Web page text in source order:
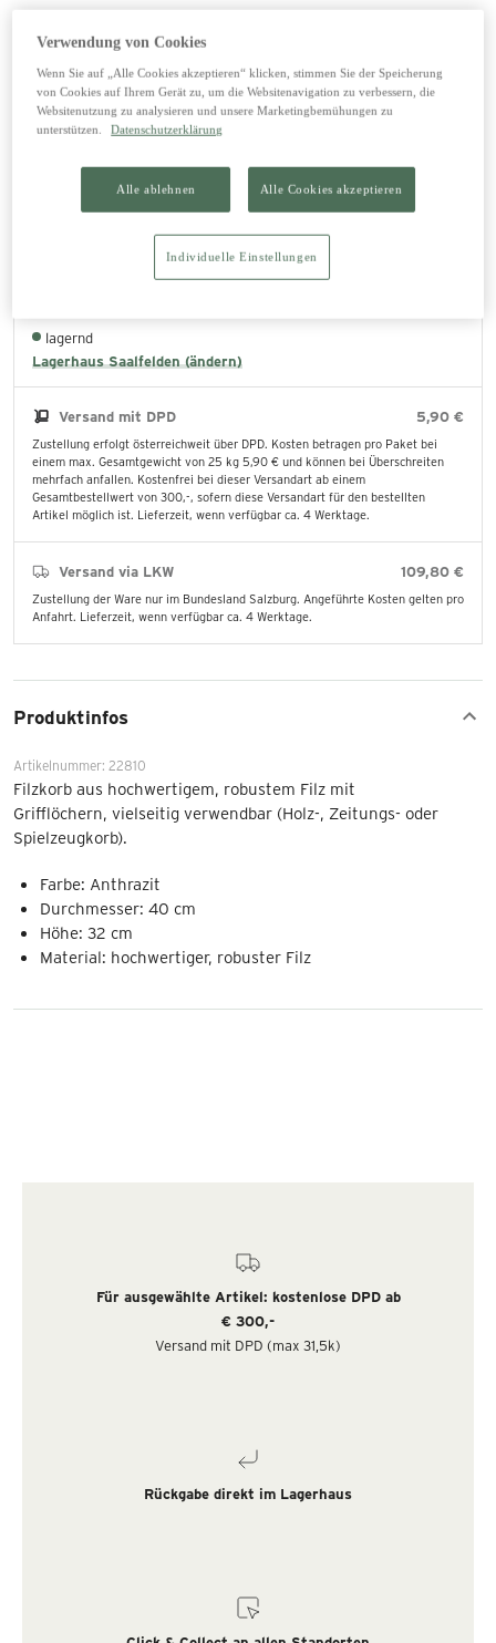
27,99 €
inkl. 20% MwSt zzgl. Versand
34,99 €
In den Warenkorb legen
Abholung im Lagerhaus
lagernd
Lagerhaus Saalfelden (ändern)
Versand mit DPD 5,90 €
Zustellung erfolgt österreichweit über DPD. Kosten betragen pro Paket bei
einem max. Gesamtgewicht von 25 kg 5,90 € und können bei Überschreiten
mehrfach anfallen. Kostenfrei bei dieser Versandart ab einem
Gesamtbestellwert von 300,-, sofern diese Versandart für den bestellten
Artikel möglich ist. Lieferzeit, wenn verfügbar ca. 4 Werktage.
Versand via LKW 109,80 €
Zustellung der Ware nur im Bundesland Salzburg. Angeführte Kosten gelten pro
Anfahrt. Lieferzeit, wenn verfügbar ca. 4 Werktage.
Produktinfos
Artikelnummer: 22810
Filzkorb aus hochwertigem, robustem Filz mit
Grifflöchern, vielseitig verwendbar (Holz-, Zeitungs- oder
Spielzeugkorb).
Farbe: Anthrazit
Durchmesser: 40 cm
Höhe: 32 cm
Material: hochwertiger, robuster Filz
Für ausgewählte Artikel: kostenlose DPD ab
€ 300,-
Versand mit DPD (max 31,5k)
Rückgabe direkt im Lagerhaus
Verwendung von Cookies
Wenn Sie auf „Alle Cookies akzeptieren“ klicken, stimmen Sie der Speicherung
von Cookies auf Ihrem Gerät zu, um die Websitenavigation zu verbessern, die
Websitenutzung zu analysieren und unsere Marketingbemühungen zu
unterstützen.
Datenschutzerklärung
Alle ablehnen Alle Cookies akzeptieren
Individuelle Einstellungen